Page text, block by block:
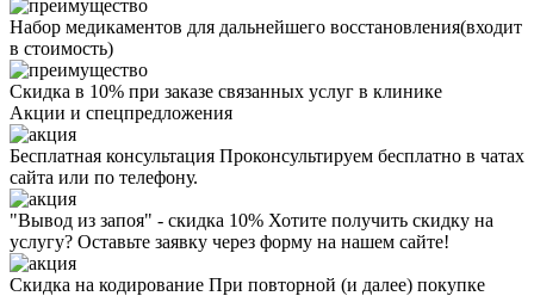
Набор медикаментов для дальнейшего восстановления(входит
в стоимость)
Скидка в 10% при заказе связанных услуг в клинике
Акции и спецпредложения
Бесплатная консультация Проконсультируем бесплатно в чатах
сайта или по телефону.
"Вывод из запоя" - скидка 10% Хотите получить скидку на
услугу? Оставьте заявку через форму на нашем сайте!
Скидка на кодирование При повторной (и далее) покупке